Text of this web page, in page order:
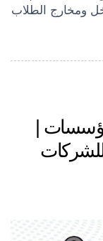
ومخارج الطلاب
|
للشركات